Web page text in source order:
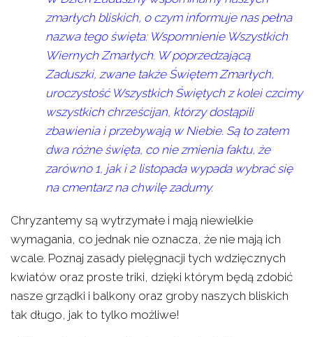
zmarłych bliskich, o czym informuje nas pełna
nazwa tego święta: Wspomnienie Wszystkich
Wiernych Zmarłych. W poprzedzającą
Zaduszki, zwane także Świętem Zmarłych,
uroczystość Wszystkich Świętych z kolei czcimy
wszystkich chrześcijan, którzy dostąpili
zbawienia i przebywają w Niebie. Są to zatem
dwa różne święta, co nie zmienia faktu, że
zarówno 1, jak i 2 listopada wypada wybrać się
na cmentarz na chwilę zadumy.
Chryzantemy są wytrzymałe i mają niewielkie
wymagania, co jednak nie oznacza, że nie mają ich
wcale. Poznaj zasady pielęgnacji tych wdzięcznych
kwiatów oraz proste triki, dzięki którym będą zdobić
nasze grządki i balkony oraz groby naszych bliskich
tak długo, jak to tylko możliwe!